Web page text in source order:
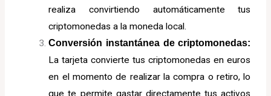
realiza convirtiendo automáticamente tus
criptomonedas a la moneda local.
Conversión instantánea de criptomonedas:
La tarjeta convierte tus criptomonedas en euros
en el momento de realizar la compra o retiro, lo
que te permite gastar directamente tus activos